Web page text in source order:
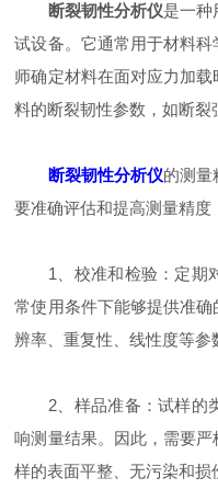
断裂韧性分析仪是一种
试设备。它通常用于材料
师确定材料在面对应力加
料的断裂韧性参数，如断裂
断裂韧性分析仪的测量
要准确评估和提高测量精度
1、校准和检验：定期对
常使用条件下能够提供准
辨率、重复性、线性度等参
2、样品准备：试样的
响测量结果。因此，需要
样的表面平整、无污染和损